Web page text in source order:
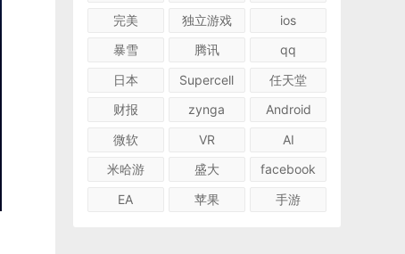
完美
独立游戏
ios
暴雪
腾讯
qq
日本
Supercell
任天堂
财报
zynga
Android
微软
VR
AI
米哈游
盛大
facebook
EA
苹果 手游